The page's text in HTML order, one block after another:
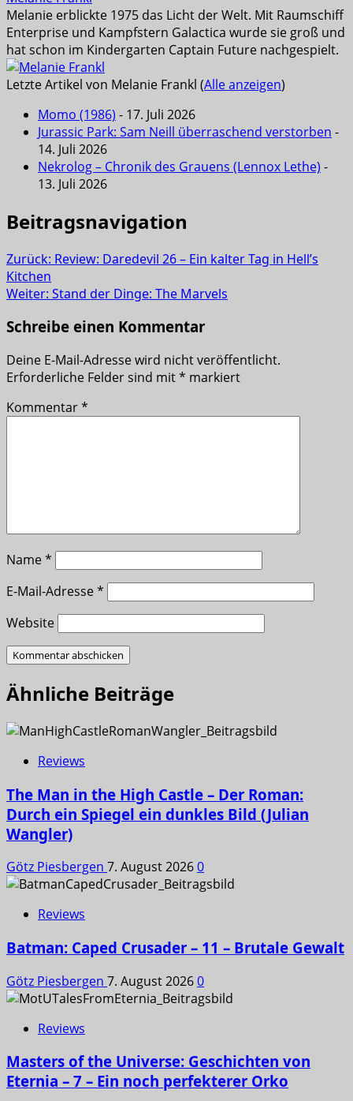
Melanie erblickte 1975 das Licht der Welt. Mit Raumschiff
Enterprise und Kampfstern Galactica wurde sie groß und
hat schon im Kindergarten Captain Future nachgespielt.
Letzte Artikel von Melanie Frankl (Alle anzeigen)
Momo (1986) - 17. Juli 2026
Jurassic Park: Sam Neill überraschend verstorben -
14. Juli 2026
Nekrolog – Chronik des Grauens (Lennox Lethe) -
13. Juli 2026
Beitragsnavigation
Zurück: Review: Daredevil 26 – Ein kalter Tag in Hell’s
Kitchen
Weiter: Stand der Dinge: The Marvels
Schreibe einen Kommentar
Deine E-Mail-Adresse wird nicht veröffentlicht.
Erforderliche Felder sind mit* markiert
Kommentar*
Name*
E-Mail-Adresse*
Website
Ähnliche Beiträge
Reviews
The Man in the High Castle – Der Roman:
Durch ein Spiegel ein dunkles Bild (Julian
Wangler)
Götz Piesbergen 7. August 20260
Reviews
Batman: Caped Crusader – 11 – Brutale Gewalt
Götz Piesbergen 7. August 20260
Reviews
Masters of the Universe: Geschichten von
Eternia – 7 – Ein noch perfekterer Orko